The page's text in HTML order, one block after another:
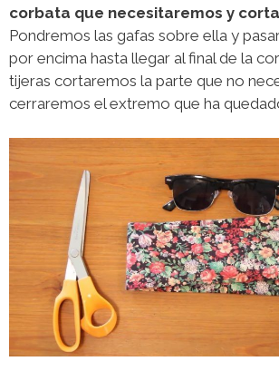
corbata que necesitaremos y
Pondremos las gafas sobre ella y
por encima hasta llegar al final de la
tijeras cortaremos la parte que no
cerraremos el extremo que ha